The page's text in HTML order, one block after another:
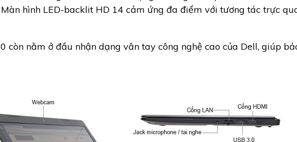
hình LED-backlit HD 14 cảm ứng đa điểm với tương tác trực
còn nằm ở đầu nhận dạng vân tay công nghệ cao của Dell, giúp